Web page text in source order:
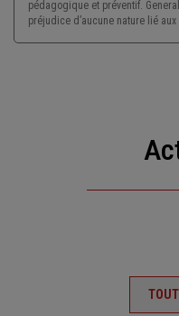
pédagogique et préventif.
préjudice d’aucune nature lié